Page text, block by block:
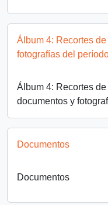
Álbum 4: Recortes
fotografías del
Álbum 4: Recortes
documentos y
Documentos
Documentos